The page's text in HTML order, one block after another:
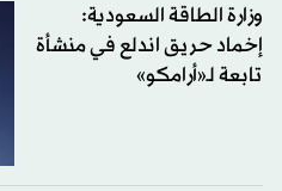
وزارة الطاقة السعودية:
إخماد حريق اندلع في منشأة
تابعة لـ«أرامكو»